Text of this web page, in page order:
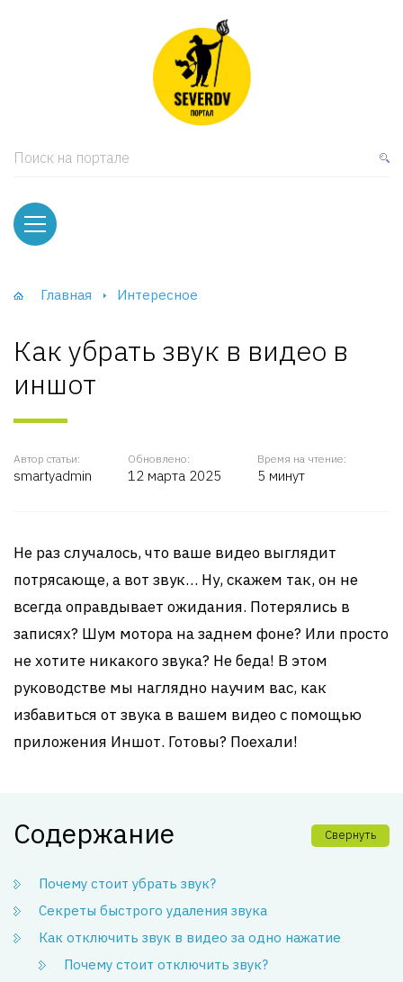
Поиск на портале
Главная Интересное
Как убрать звук в видео в
иншот
Автор статьи:
smartyadmin
Обновлено:
12 марта 2025
Время на чтение:
5 минут
Не раз случалось, что ваше видео выглядит
потрясающе, а вот звук… Ну, скажем так, он не
всегда оправдывает ожидания. Потерялись в
записях? Шум мотора на заднем фоне? Или просто
не хотите никакого звука? Не беда! В этом
руководстве мы наглядно научим вас, как
избавиться от звука в вашем видео с помощью
приложения Иншот. Готовы? Поехали!
Содержание Свернуть
Почему стоит убрать звук?
Секреты быстрого удаления звука
Как отключить звук в видео за одно нажатие
Почему стоит отключить звук?
и тумбы
и Шкафы-Купе